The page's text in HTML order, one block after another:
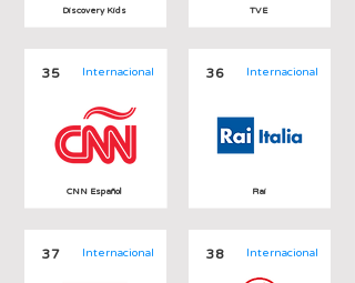
Discovery Kids
CNN Español
35 Internacional
37 Internacional
TVE
Rai
36 Internacional
38 Internacional